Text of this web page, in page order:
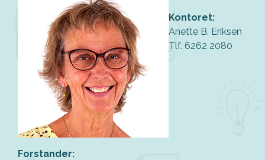
Forstander:
Kontoret:
Anette B. Eriksen
Tlf. 6262 2080